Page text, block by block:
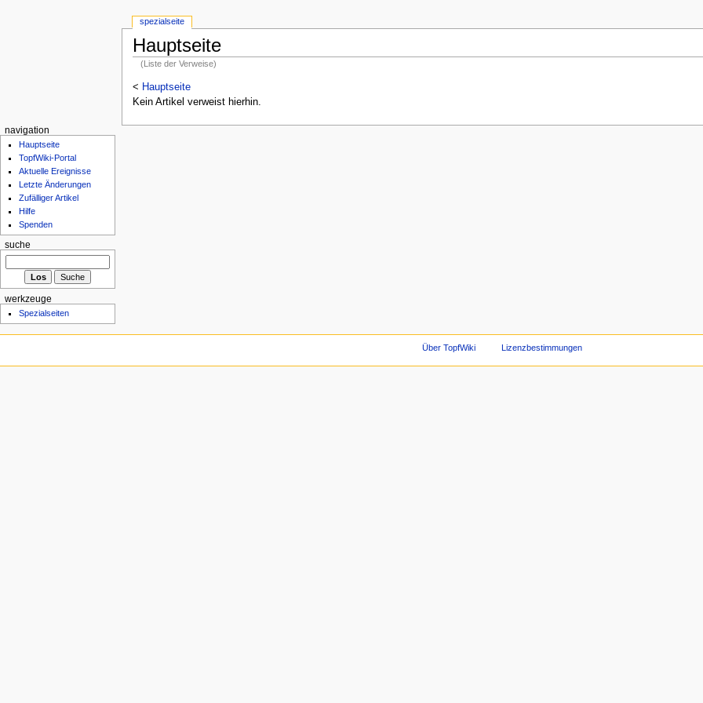
Hauptseite
(Liste der Verweise)
< Hauptseite
Kein Artikel verweist hierhin.
spezialseite
navigation
Hauptseite
TopfWiki-Portal
Aktuelle Ereignisse
Letzte Änderungen
Zufälliger Artikel
Hilfe
Spenden
suche
werkzeuge
Spezialseiten
Über TopfWiki Lizenzbestimmungen